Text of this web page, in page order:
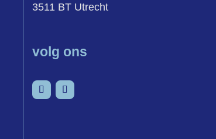
3511 BT Utrecht
volg ons